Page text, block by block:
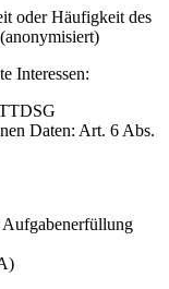
oder Häufigkeit des
Interessen:
Daten: Art. 6 Abs.